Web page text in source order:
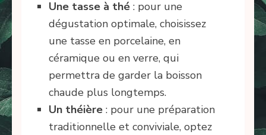
Une tasse à thé : pour une
dégustation optimale, choisissez
une tasse en porcelaine, en
céramique ou en verre, qui
permettra de garder la boisson
chaude plus longtemps.
Un théière : pour une préparation
traditionnelle et conviviale, optez